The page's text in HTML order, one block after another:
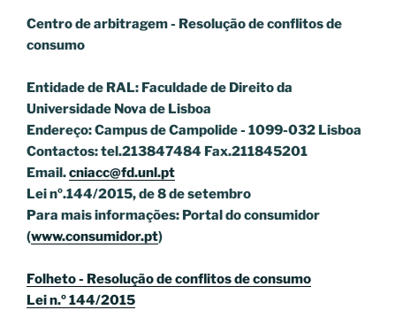
Centro de arbitragem - Resolução de conflitosde
consumo
Entidade de RAL: Faculdade de Direito da
Universidade Nova de Lisboa
Endereço: Campus de Campolide - 1099-032 Lisboa
Contactos: tel.213847484 Fax.211845201
Email.cniacc@fd.unl.pt
Lei nº.144/2015, de 8 de setembro
Para mais informações: Portal do consumidor
(www.consumidor.pt)
Folheto - Resolução de conflitos de consumo
Lei n.º 144/2015